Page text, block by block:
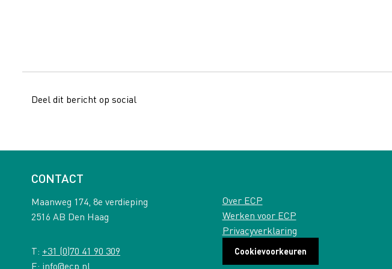
Deel dit bericht op social
CONTACT
Maanweg 174, 8e verdieping
2516 AB Den Haag
T: +31 (0)70 41 90 309
E: info@ecp.nl
Over ECP
Werken voor ECP
Privacyverklaring
Cookievoorkeuren